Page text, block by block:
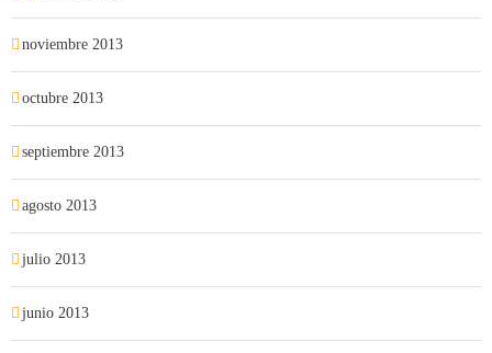
noviembre 2013
octubre 2013
septiembre 2013
agosto 2013
julio 2013
junio 2013